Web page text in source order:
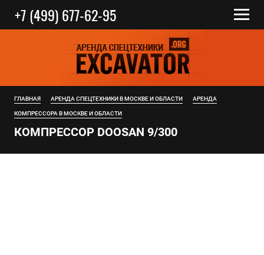
+7 (499) 677-62-95
ГЛАВНАЯ АРЕНДА СПЕЦТЕХНИКИ В МОСКВЕ И ОБЛАСТИ АРЕНДА
КОМПРЕССОРА В МОСКВЕ И ОБЛАСТИ
КОМПРЕССОР DOOSAN 9/300